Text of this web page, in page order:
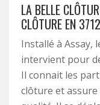
LA BELLE
CLÔTURE EN
Installé à Assay,
intervient pour
Il connait les
clôture et